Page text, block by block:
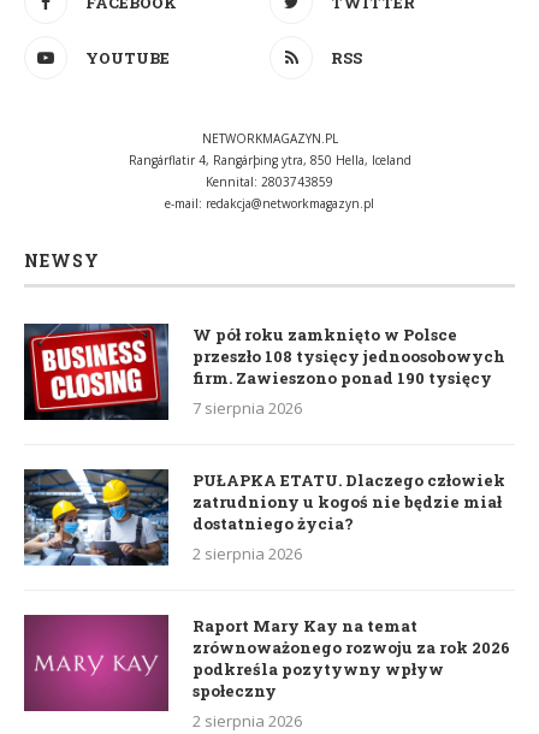
YOUTUBE RSS
NETWORKMAGAZYN.PL
Rangárflatir 4, Rangárþing ytra, 850 Hella, Iceland
Kennital: 2803743859
e-mail: redakcja@networkmagazyn.pl
NEWSY
W pół roku zamknięto w Polsce
przeszło 108 tysięcy jednoosobowych
firm. Zawieszono ponad 190 tysięcy
7 sierpnia 2026
PUŁAPKA ETATU. Dlaczego człowiek
zatrudniony u kogoś nie będzie miał
dostatniego życia?
2 sierpnia 2026
Raport Mary Kay na temat
zrównoważonego rozwoju za rok 2026
podkreśla pozytywny wpływ
społeczny
2 sierpnia 2026